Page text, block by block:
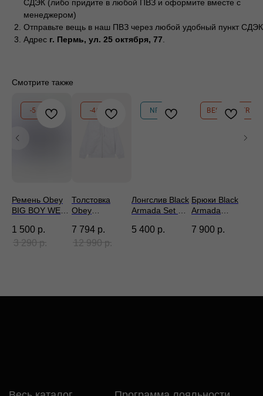
СДЭК (либо придите в любой ПВЗ и оформите вместе с
менеджером)
Отправьте вещь в наш ПВЗ через любой удобный пункт СДЭК
Адрес г. Пермь, ул. 25 октября, 77
Смотрите также
-54%
Ремень Obey
BIG BOY WEB
BLUE
1 500 р.
3 290 р.
-40%
Толстовка
Obey
WORKS BOLD
ZIP HOOD ASH
7 794 р.
12 990 р.
NEW
Лонгслив Black
Armada Set Out
5 400 р.
BESTSELLER
Брюки Black
Armada
черный
7 900 р.